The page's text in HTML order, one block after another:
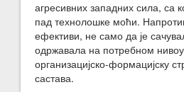
агресивних западних сила, са
пад технолошке моћи.
ефективи, не само да је
одржавала на потребном
организацијско-формацијску
састава.